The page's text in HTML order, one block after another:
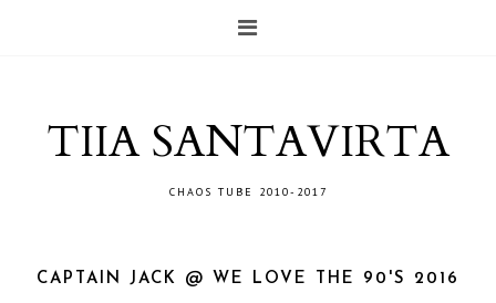
TIIA SANTAVIRTA
CHAOS TUBE 2010-2017
CAPTAIN JACK @ WE LOVE THE 90'S 2016